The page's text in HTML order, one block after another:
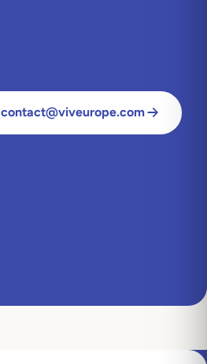
contact@viveurope.com